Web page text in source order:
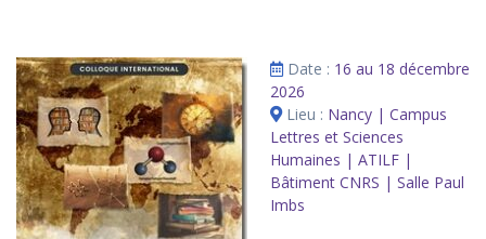
Date : 16 au 18 décembre
2026
Lieu : Nancy | Campus
Lettres et Sciences
Humaines | ATILF |
Bâtiment CNRS | Salle Paul
Imbs